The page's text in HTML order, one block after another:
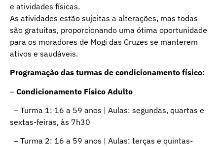
e atividades físicas.
As atividades estão sujeitas a alterações, mas todas
são gratuitas, proporcionando uma ótima oportunidade
para os moradores de Mogi das Cruzes se manterem
ativos e saudáveis.
Programação das turmas de condicionamento físico:
– Condicionamento Físico Adulto
– Turma 1: 16 a 59 anos | Aulas: segundas, quartas e
sextas-feiras, às 7h30
– Turma 2: 16 a 59 anos | Aulas: terças e quintas-